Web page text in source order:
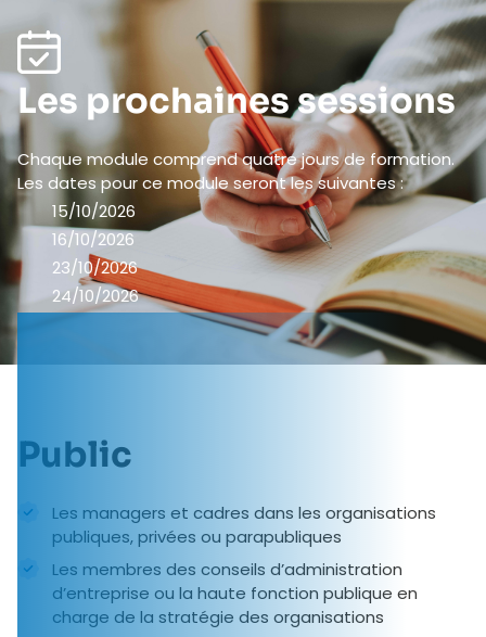
Les prochaines sessions
Chaque module comprend quatre jours de formation.
Les dates pour ce module seront les suivantes :
15/10/2026
16/10/2026
23/10/2026
24/10/2026
Public
Les managers et cadres dans les organisations
publiques, privées ou parapubliques
Les membres des conseils d’administration
d’entreprise ou la haute fonction publique en
charge de la stratégie des organisations